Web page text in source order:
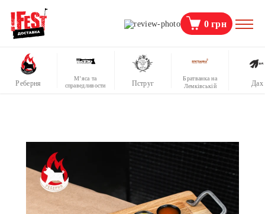
0грн
Реберня
М’яса та
справедливости
Пструг
Братванка на
Лемківській
Дах